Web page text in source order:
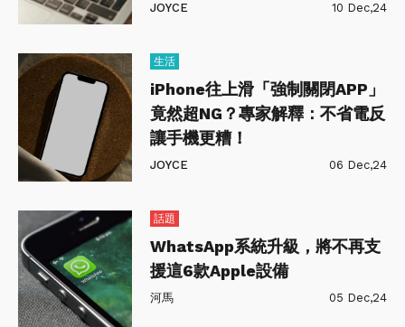
JOYCE 10 Dec,24
生活
iPhone往上滑「強制關閉APP」
竟然超NG？專家解釋：不省電反
讓手機更糟！
JOYCE 06 Dec,24
話題
WhatsApp系統升級，將不再支
援這6款Apple設備
河馬 05 Dec,24